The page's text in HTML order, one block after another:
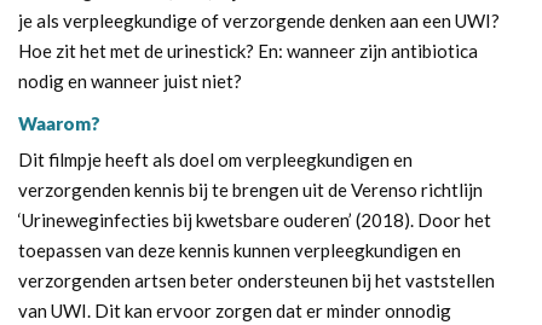
je als verpleegkundige of verzorgende denken aan een UWI?
Hoe zit het met de urinestick? En: wanneer zijn antibiotica
nodig en wanneer juist niet?
Waarom?
Dit filmpje heeft als doel om verpleegkundigen en
verzorgenden kennis bij te brengen uit de Verenso richtlijn
‘Urineweginfecties bij kwetsbare ouderen’ (2018). Door het
toepassen van deze kennis kunnen verpleegkundigen en
verzorgenden artsen beter ondersteunen bij het vaststellen
van UWI. Dit kan ervoor zorgen dat er minder onnodig